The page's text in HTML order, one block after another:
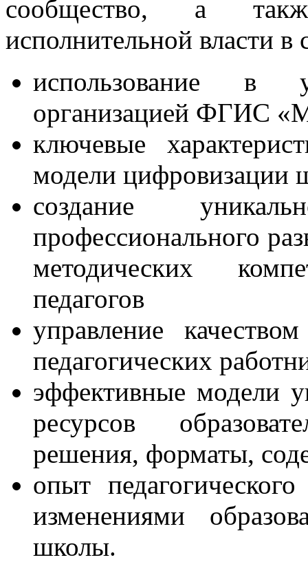
сообщество, а
исполнительной власти в
использование в
организацией ФГИС
ключевые
модели цифровизации
создание
профессионального
методических
педагогов
управление
педагогических
эффективные модели
ресурсов
решения, форматы,
опыт
изменениями
школы.